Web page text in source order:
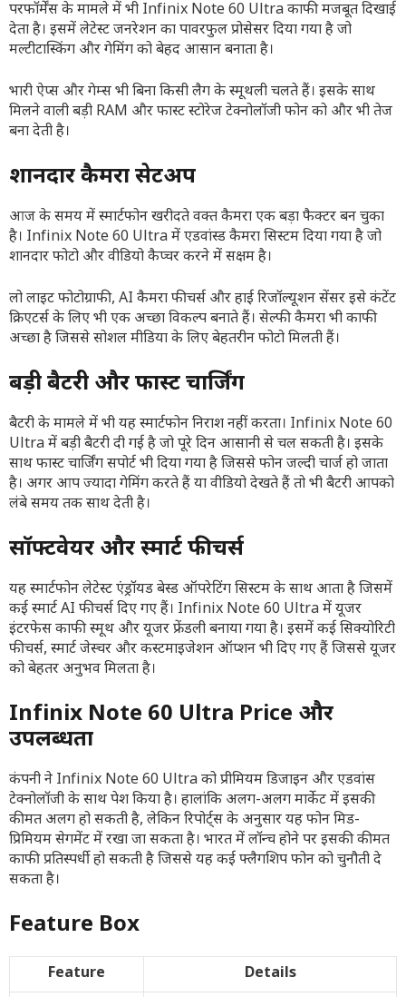
परफॉर्मेंस के मामले में भी Infinix Note 60 Ultra काफी मजबूत दिखाई
देता है। इसमें लेटेस्ट जनरेशन का पावरफुल प्रोसेसर दिया गया है जो
मल्टीटास्किंग और गेमिंग को बेहद आसान बनाता है।
भारी ऐप्स और गेम्स भी बिना किसी लैग के स्मूथली चलते हैं। इसके साथ
मिलने वाली बड़ी RAM और फास्ट स्टोरेज टेक्नोलॉजी फोन को और भी तेज
बना देती है।
शानदार कैमरा सेटअप
आज के समय में स्मार्टफोन खरीदते वक्त कैमरा एक बड़ा फैक्टर बन चुका
है। Infinix Note 60 Ultra में एडवांस्ड कैमरा सिस्टम दिया गया है जो
शानदार फोटो और वीडियो कैप्चर करने में सक्षम है।
लो लाइट फोटोग्राफी, AI कैमरा फीचर्स और हाई रिजॉल्यूशन सेंसर इसे कंटेंट
क्रिएटर्स के लिए भी एक अच्छा विकल्प बनाते हैं। सेल्फी कैमरा भी काफी
अच्छा है जिससे सोशल मीडिया के लिए बेहतरीन फोटो मिलती हैं।
बड़ी बैटरी और फास्ट चार्जिंग
बैटरी के मामले में भी यह स्मार्टफोन निराश नहीं करता। Infinix Note 60
Ultra में बड़ी बैटरी दी गई है जो पूरे दिन आसानी से चल सकती है। इसके
साथ फास्ट चार्जिंग सपोर्ट भी दिया गया है जिससे फोन जल्दी चार्ज हो जाता
है। अगर आप ज्यादा गेमिंग करते हैं या वीडियो देखते हैं तो भी बैटरी आपको
लंबे समय तक साथ देती है।
सॉफ्टवेयर और स्मार्ट फीचर्स
यह स्मार्टफोन लेटेस्ट एंड्रॉयड बेस्ड ऑपरेटिंग सिस्टम के साथ आता है जिसमें
कई स्मार्ट AI फीचर्स दिए गए हैं। Infinix Note 60 Ultra में यूजर
इंटरफेस काफी स्मूथ और यूजर फ्रेंडली बनाया गया है। इसमें कई सिक्योरिटी
फीचर्स, स्मार्ट जेस्चर और कस्टमाइजेशन ऑप्शन भी दिए गए हैं जिससे यूजर
को बेहतर अनुभव मिलता है।
Infinix Note 60 Ultra Price और
उपलब्धता
कंपनी ने Infinix Note 60 Ultra को प्रीमियम डिजाइन और एडवांस
टेक्नोलॉजी के साथ पेश किया है। हालांकि अलग-अलग मार्केट में इसकी
कीमत अलग हो सकती है, लेकिन रिपोर्ट्स के अनुसार यह फोन मिड-
प्रिमियम सेगमेंट में रखा जा सकता है। भारत में लॉन्च होने पर इसकी कीमत
काफी प्रतिस्पर्धी हो सकती है जिससे यह कई फ्लैगशिप फोन को चुनौती दे
सकता है।
Feature Box
Feature Details